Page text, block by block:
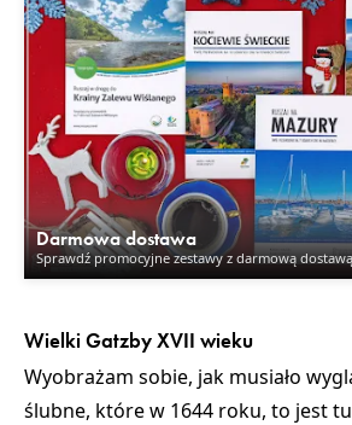
Darmowa dostawa
Sprawdź promocyjne zestawy z darmową dostawą
Wielki Gatzby XVII wieku
Wyobrażam sobie, jak musiało
ślubne, które w 1644 roku, to jest